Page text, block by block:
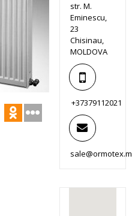
str. M.
Eminescu,
23
Chisinau,
MOLDOVA
+37379112021